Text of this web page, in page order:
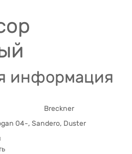
информация
Breckner
04-, Sandero, Duster